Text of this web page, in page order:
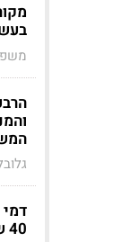
40 שנה ואיך מתמקחים